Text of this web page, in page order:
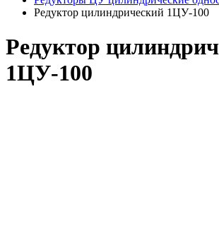
Редуктор цилиндрический 1ЦУ-100
Редуктор
1ЦУ-100